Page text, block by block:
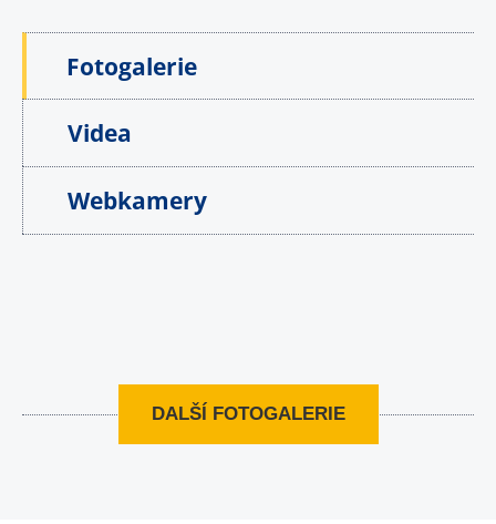
Fotogalerie
Videa
Webkamery
DALŠÍ FOTOGALERIE